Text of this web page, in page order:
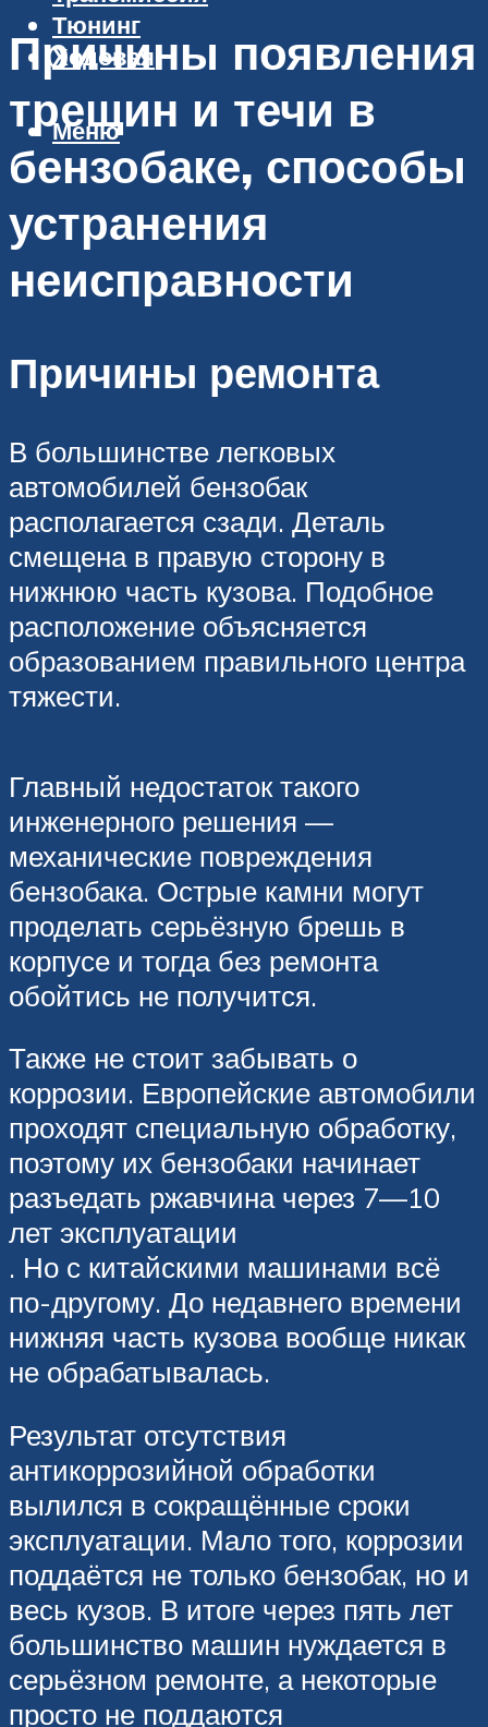
Тюнинг
Ходовая
Меню
Причины появления
трещин и течи в
бензобаке, способы
устранения
неисправности
Причины ремонта
В большинстве легковых
автомобилей бензобак
располагается сзади. Деталь
смещена в правую сторону в
нижнюю часть кузова. Подобное
расположение объясняется
образованием правильного центра
тяжести.
Главный недостаток такого
инженерного решения —
механические повреждения
бензобака. Острые камни могут
проделать серьёзную брешь в
корпусе и тогда без ремонта
обойтись не получится.
Также не стоит забывать о
коррозии. Европейские автомобили
проходят специальную обработку,
поэтому их бензобаки начинает
разъедать ржавчина через 7—10
лет эксплуатации
. Но с китайскими машинами всё
по-другому. До недавнего времени
нижняя часть кузова вообще никак
не обрабатывалась.
Результат отсутствия
антикоррозийной обработки
вылился в сокращённые сроки
эксплуатации. Мало того, коррозии
поддаётся не только бензобак, но и
весь кузов. В итоге через пять лет
большинство машин нуждается в
серьёзном ремонте, а некоторые
просто не поддаются